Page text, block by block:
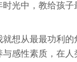
时光中，教给孩子
从最最功利的
与感性素质，在人